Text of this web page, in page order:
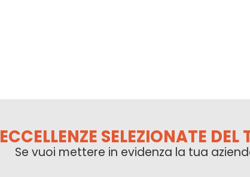
ECCELLENZE SELEZIONATE DEL
Se vuoi mettere in evidenza la tua